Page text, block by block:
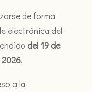
de forma
electrónica del
del 19 de
.
a la